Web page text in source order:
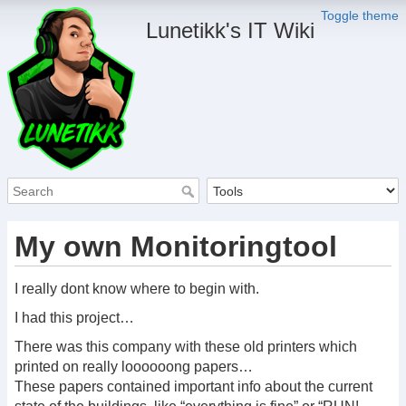
Toggle theme
Lunetikk's IT Wiki
My own Monitoringtool
I really dont know where to begin with.
I had this project…
There was this company with these old printers which
printed on really loooooong papers…
These papers contained important info about the current